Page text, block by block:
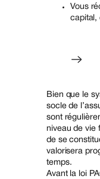
Vous
capital,
Bien que le
socle de
sont
niveau de vie
de se
valorisera
temps.
Avant la loi